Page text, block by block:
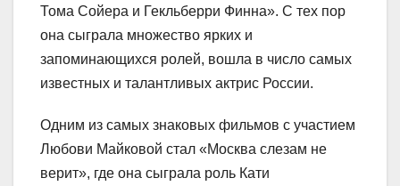
Тома Сойера и Гекльберри Финна». С тех пор
она сыграла множество ярких и
запоминающихся ролей, вошла в число самых
известных и талантливых актрис России.
Одним из самых знаковых фильмов с участием
Любови Майковой стал «Москва слезам не
верит», где она сыграла роль Кати